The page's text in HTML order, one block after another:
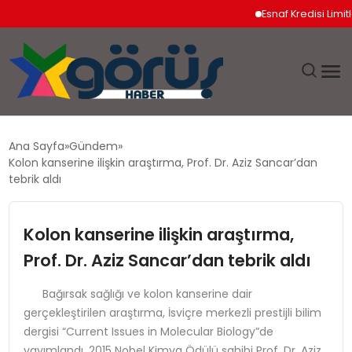
Esnaf Kredisi Limitleri
EKONOMI
MAGAZIN
SAĞLIK
SPOR
Ana Sayfa Gündem
Kolon kanserine ilişkin araştırma, Prof. Dr. Aziz Sancar’dan
tebrik aldı
Kolon kanserine ilişkin araştırma,
Prof. Dr. Aziz Sancar’dan tebrik aldı
Bağırsak sağlığı ve kolon kanserine dair
gerçekleştirilen araştırma, İsviçre merkezli prestijli bilim
dergisi “Current Issues in Molecular Biology”de